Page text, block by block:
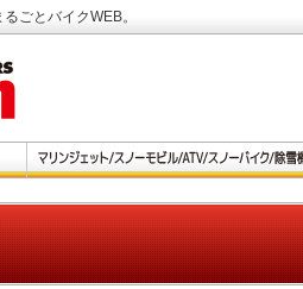
ごとバイクWEB。